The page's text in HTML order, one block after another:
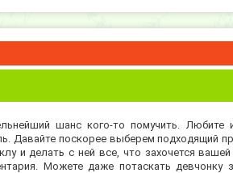
шанс кого-то помучить. Любите
Давайте поскорее выберем подходящий
и делать с ней все, что захочется
Можете даже потаскать девчонку